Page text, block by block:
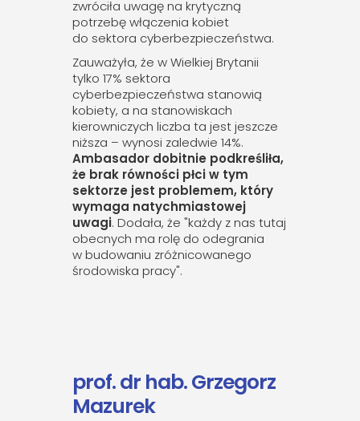
zwróciła uwagę na krytyczną
potrzebę włączenia kobiet
do sektora cyberbezpieczeństwa.
Zauważyła, że w Wielkiej Brytanii
tylko 17% sektora
cyberbezpieczeństwa stanowią
kobiety, a na stanowiskach
kierowniczych liczba ta jest jeszcze
niższa – wynosi zaledwie 14%.
Ambasador dobitnie podkreśliła,
że brak równości płci w tym
sektorze jest problemem, który
wymaga natychmiastowej
uwagi. Dodała, że "każdy z nas tutaj
obecnych ma rolę do odegrania
w budowaniu zróżnicowanego
środowiska pracy".
prof. dr hab. Grzegorz
Mazurek